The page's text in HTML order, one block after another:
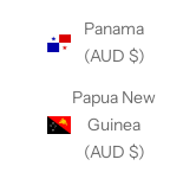
Panama
(AUD $)
Papua New
Guinea
(AUD $)